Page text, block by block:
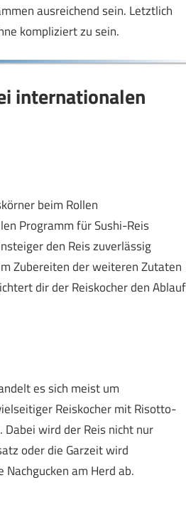
ausreichend sein. Letztlich
kompliziert zu sein.
internationalen
beim Rollen
Programm für Sushi-Reis
den Reis zuverlässig
Zubereiten der weiteren Zutaten
dir der Reiskocher den Ablauf
es sich meist um
Reiskocher mit Risotto-
wird der Reis nicht nur
oder die Garzeit wird
am Herd ab.